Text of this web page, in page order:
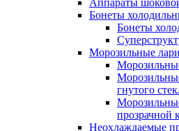
Аппараты
Бонеты
Бонеты
Морозильные лари
гнутого
прозрачной
Неохлаждаемые